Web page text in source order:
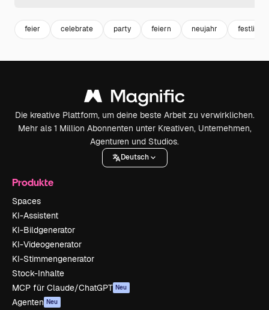
feier celebrate party feiern neujahr festlich
Die kreative Plattform, um deine beste Arbeit zu verwirklichen.
Mehr als 1 Million Abonnenten unter Kreativen, Unternehmen,
Agenturen und Studios.
Deutsch
Produkte
Spaces
KI-Assistent
KI-Bildgenerator
KI-Videogenerator
KI-Stimmengenerator
Stock-Inhalte
MCP für Claude/ChatGPT Neu
Agenten Neu